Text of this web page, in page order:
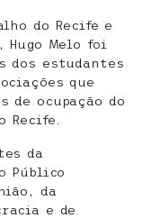
do Recife e
Melo foi
dos estudantes
que
de ocupação do
Recife.
da
Público
da
e de